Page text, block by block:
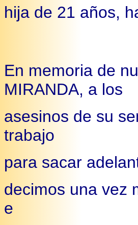
hija de 21 años,
En memoria de
MIRANDA, a los
asesinos de su
trabajo
para sacar
decimos una vez
e